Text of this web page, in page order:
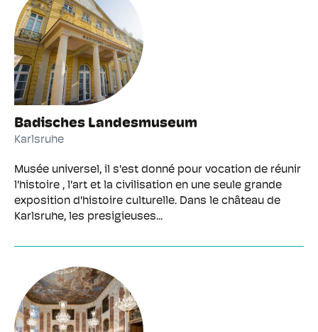
Badisches Landesmuseum
Karlsruhe
Musée universel, il s'est donné pour vocation de réunir
l'histoire , l'art et la civilisation en une seule grande
exposition d'histoire culturelle. Dans le château de
Karlsruhe, les presigieuses...